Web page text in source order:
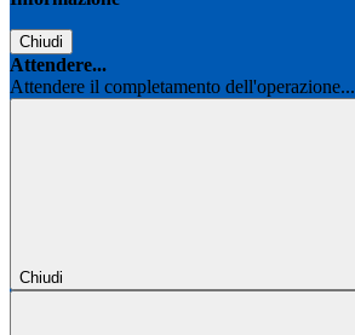
Chiudi
Attendere...
Attendere il completamento dell'operazione...
Chiudi